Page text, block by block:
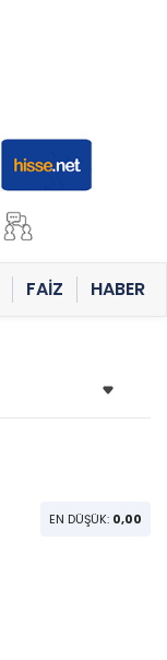
FAİZ HABER
EN DÜŞÜK: 0,00